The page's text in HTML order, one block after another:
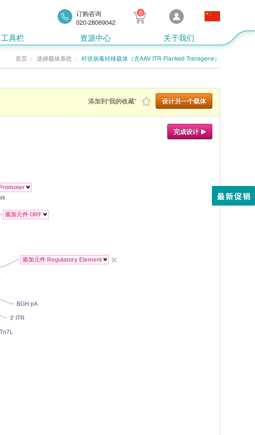
0
订购咨询
020-28069042
工具栏 资源中心 关于我们
首页 选择载体系统 杆状病毒转移载体（含AAV ITR-Flanked Transgene）
添加到“我的收藏” 设计另一个载体
完成设计

添加元件 ORF 
添加元件 Regulatory Element  ✕
BGH pA
3' ITR
Tn7L